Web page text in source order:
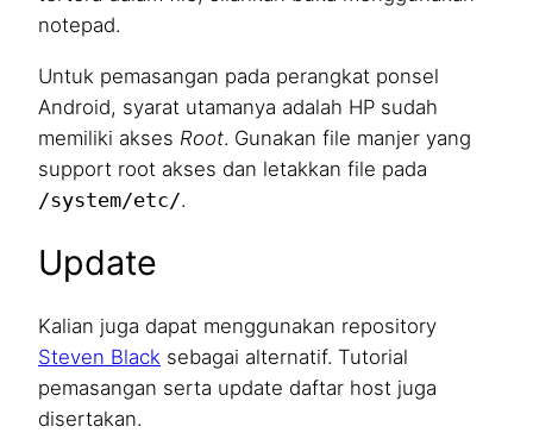
notepad.
Untuk pemasangan pada perangkat ponsel
Android, syarat utamanya adalah HP sudah
memiliki akses Root. Gunakan file manjer yang
support root akses dan letakkan file pada
/system/etc/.
Update
Kalian juga dapat menggunakan repository
Steven Black sebagai alternatif. Tutorial
pemasangan serta update daftar host juga
disertakan.